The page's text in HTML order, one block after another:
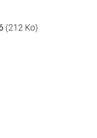
(212 Ko)